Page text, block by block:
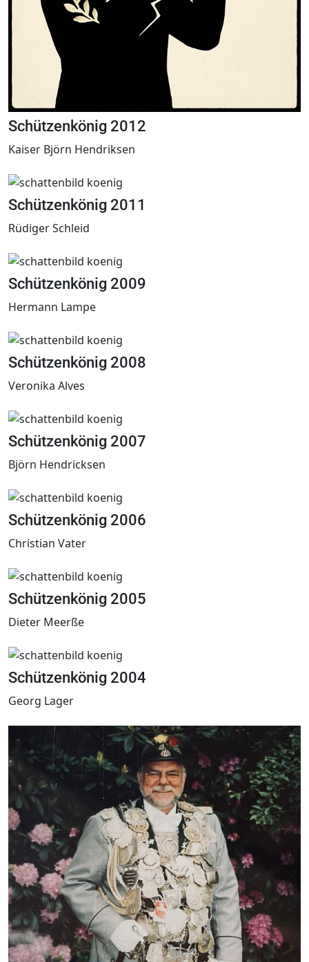
Schützenkönig 2012
Kaiser Björn Hendriksen
Schützenkönig 2011
Rüdiger Schleid
Schützenkönig 2009
Hermann Lampe
Schützenkönig 2008
Veronika Alves
Schützenkönig 2007
Björn Hendricksen
Schützenkönig 2006
Christian Vater
Schützenkönig 2005
Dieter Meerße
Schützenkönig 2004
Georg Lager